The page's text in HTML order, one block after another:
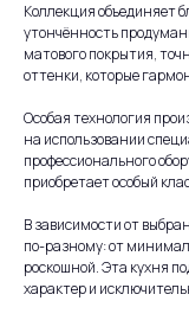
Коллекция объединяет
утончённость
матового покрытия,
оттенки, которые
Особая технология
на использовании
профессионального
приобретает особый
В зависимости от
по-разному: от
роскошной. Эта кухня
характер и